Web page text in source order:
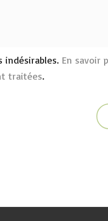
indésirables. En savoir
traitées.